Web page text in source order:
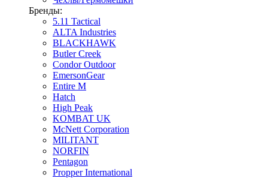
Бренды:
5.11 Tactical
ALTA Industries
BLACKHAWK
Butler Creek
Condor Outdoor
EmersonGear
Entire M
Hatch
High Peak
KOMBAT UK
McNett Corporation
MILITANT
NORFIN
Pentagon
Propper International